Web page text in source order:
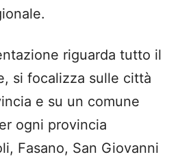
riguarda tutto il
si focalizza sulle città
e su un comune
ogni provincia
Fasano, San Giovanni